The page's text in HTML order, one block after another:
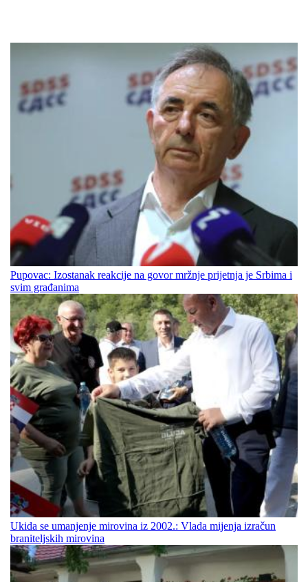
Pupovac: Izostanak reakcije na govor mržnje prijetnja je Srbima i
svim građanima
Ukida se umanjenje mirovina iz 2002.: Vlada mijenja izračun
braniteljskih mirovina